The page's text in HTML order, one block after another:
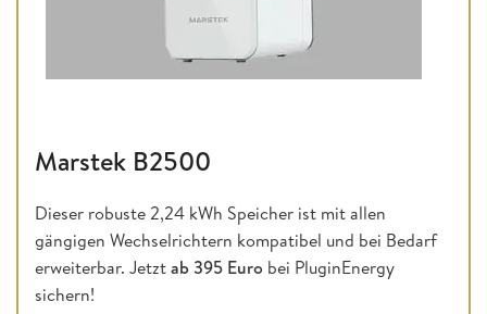
Marstek B2500
Dieser robuste 2,24 kWh Speicher ist mit allen
gängigen Wechselrichtern kompatibel und bei Bedarf
erweiterbar. Jetztab 395 Euro bei PluginEnergy
sichern!